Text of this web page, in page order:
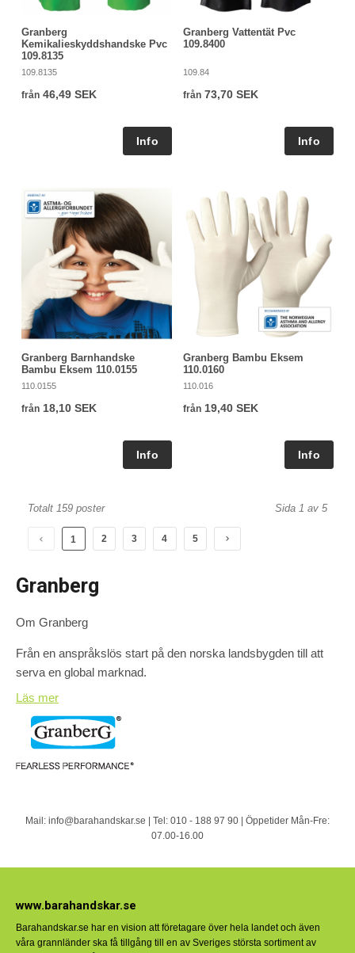
Granberg
Kemikalieskyddshandske Pvc
109.8135
109.8135
från 46,49 SEK
Granberg Vattentät Pvc
109.8400
109.84
från 73,70 SEK
Granberg Barnhandske
Bambu Eksem 110.0155
110.0155
från 18,10 SEK
Granberg Bambu Eksem
110.0160
110.016
från 19,40 SEK
Totalt 159 poster Sida 1 av 5
1 2 3 4 5
Granberg
Om Granberg
Från en anspråkslös start på den norska landsbygden till att
serva en global marknad.
Det är Granbergs historia sammanfattad i en mening.
För oss är det en historia om djupa rötter, beslutsamhet och
vision.
händer världen över.
Granberg AS har för andra året i året i rad tilldelats det
produktdeisgn, en av de mest prestigefyllda och viktigaste
utmärkelserna för design I världen. Som förra året har
Granberg vunnit för en ny produkt i sin serie av slag-och
Läs mer
Mail: info@barahandskar.se | Tel: 010 - 188 97 90 | Öppetider Mån-Fre:
07.00-16.00
www.barahandskar.se
Barahandskar.se har en vision att företagare över hela landet och även
våra grannländer ska få tillgång till en av Sveriges största sortiment av